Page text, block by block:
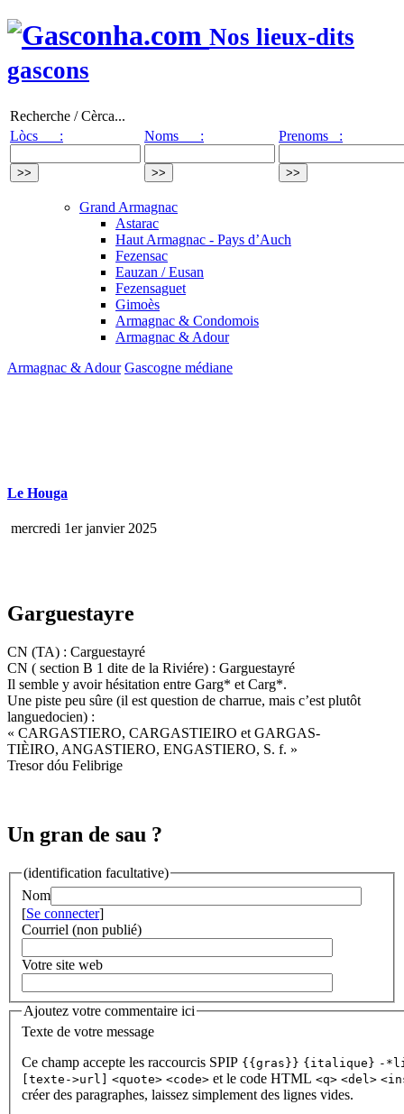
Nos lieux-dits
gascons
Recherche / Cèrca...
Lòcs :
Noms : Prenoms :
Grand Armagnac
Astarac
Haut Armagnac - Pays d’Auch
Fezensac
Eauzan / Eusan
Fezensaguet
Gimoès
Armagnac & Condomois
Armagnac & Adour
Armagnac & Adour Gascogne médiane
Le Houga
mercredi 1er janvier 2025
Garguestayre
CN (TA) : Carguestayré
CN ( section B 1 dite de la Riviére) : Garguestayré
Il semble y avoir hésitation entre Garg* et Carg*.
Une piste peu sûre (il est question de charrue, mais c’est plutôt
languedocien) :
« CARGASTIERO, CARGASTIEIRO et GARGAS-
TIÈIRO, ANGASTIERO, ENGASTIERO, S. f. »
Tresor dóu Felibrige
Un gran de sau ?
(identification facultative)
Nom
[Se connecter]
Courriel (non publié)
Votre site web
Ajoutez votre commentaire ici
Texte de votre message
Ce champ accepte les raccourcis SPIP {{gras}} {italique} -
[texte->url]
<quote> <code> et le code HTML <q> <del>
créer des paragraphes, laissez simplement des lignes vides.